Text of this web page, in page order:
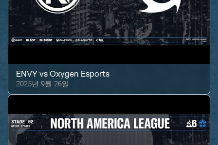
ENVY vsOxygen Esports
2025년 9월 26일